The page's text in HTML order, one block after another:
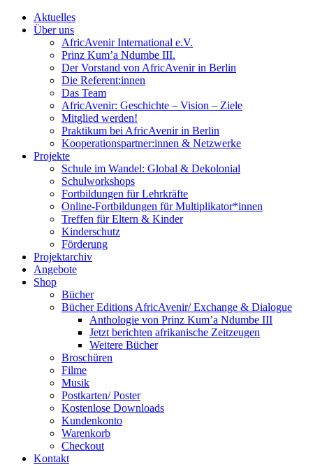
Aktuelles
Über uns
AfricAvenir International e.V.
Prinz Kum’a Ndumbe III.
Der Vorstand von AfricAvenir in Berlin
Die Referent:innen
Das Team
AfricAvenir: Geschichte – Vision – Ziele
Mitglied werden!
Praktikum bei AfricAvenir in Berlin
Kooperationspartner:innen & Netzwerke
Projekte
Schule im Wandel: Global & Dekolonial
Schulworkshops
Fortbildungen für Lehrkräfte
Online-Fortbildungen für Multiplikator*innen
Treffen für Eltern & Kinder
Kinderschutz
Förderung
Projektarchiv
Angebote
Shop
Bücher
Bücher Editions AfricAvenir/ Exchange & Dialogue
Anthologie von Prinz Kum’a Ndumbe III
Jetzt berichten afrikanische Zeitzeugen
Weitere Bücher
Broschüren
Filme
Musik
Postkarten/ Poster
Kostenlose Downloads
Kundenkonto
Warenkorb
Checkout
Kontakt